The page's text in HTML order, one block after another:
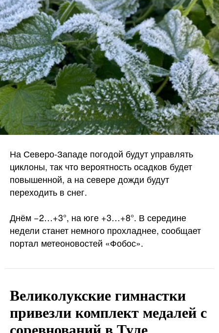
На Северо-Западе погодой будут управлять
циклоны, так что вероятность осадков будет
повышенной, а на севере дожди будут
переходить в снег.
Днём −2…+3°, на юге +3…+8°. В середине
недели станет немного прохладнее, сообщает
портал метеоновостей «Фобос».
Великолукские гимнастки
привезли комплект медалей с